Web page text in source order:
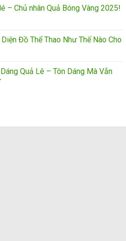
– Chủ nhân Quả Bóng Vàng 2025!
Đồ Thể Thao Như Thế Nào Cho
Quả Lê – Tôn Dáng Mà Vẫn